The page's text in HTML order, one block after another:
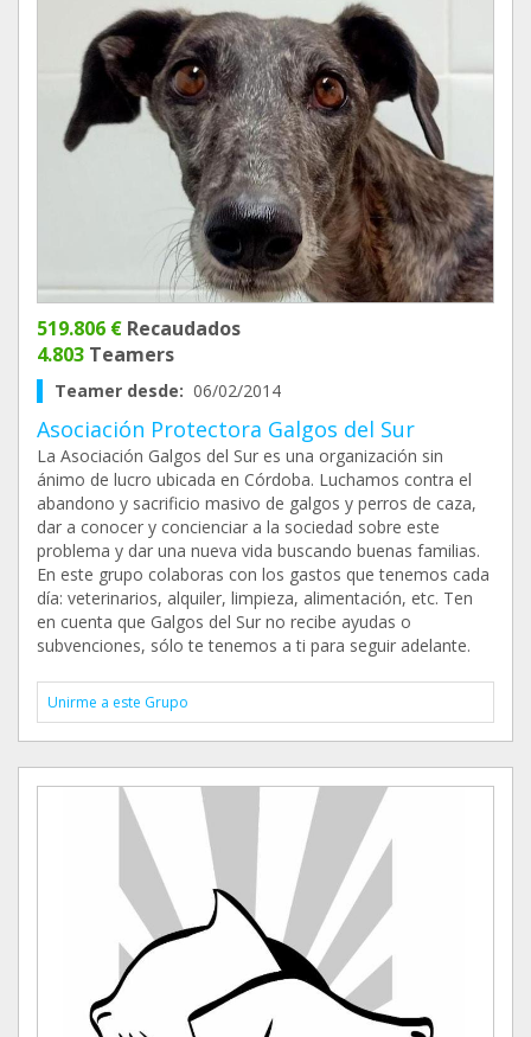
519.806 € Recaudados
4.803 Teamers
Teamer desde: 06/02/2014
Asociación Protectora Galgos del Sur
La Asociación Galgos del Sur es una organización sin
ánimo de lucro ubicada en Córdoba. Luchamos contra el
abandono y sacrificio masivo de galgos y perros de caza,
dar a conocer y concienciar a la sociedad sobre este
problema y dar una nueva vida buscando buenas familias.
En este grupo colaboras con los gastos que tenemos cada
día: veterinarios, alquiler, limpieza, alimentación, etc. Ten
en cuenta que Galgos del Sur no recibe ayudas o
subvenciones, sólo te tenemos a ti para seguir adelante.
Unirme a este Grupo